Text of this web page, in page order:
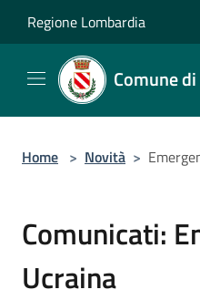
Regione Lombardia
Comune
Home > Novità >
Comunicati:
Ucraina